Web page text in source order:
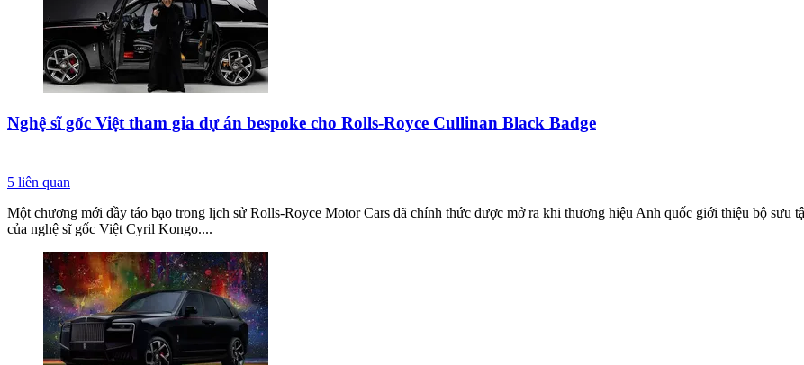
Nghệ sĩ gốc Việt tham gia dự án bespoke cho Rolls-Royce Cullinan Black Badge
5 liên quan
Một chương mới đầy táo bạo trong lịch sử Rolls-Royce Motor Cars đã chính thức được mở ra khi thương hiệu Anh quốc giới thiệu bộ
của nghệ sĩ gốc Việt Cyril Kongo....